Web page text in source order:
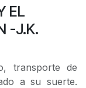
EL
-J.K.
transporte de
a su suerte.